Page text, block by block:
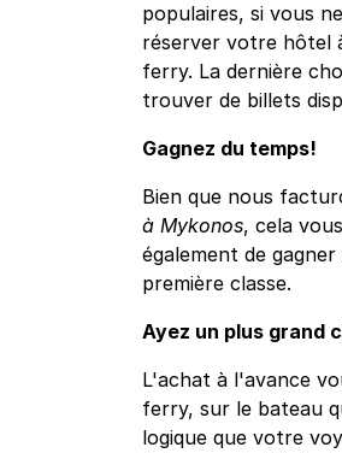
populaires, si vous
réserver votre hôtel
ferry. La dernière
trouver de billets
Gagnez du temps!
Bien que nous
à Mykonos, cela
également de
première classe.
Ayez un plus grand
L'achat à l'avance
ferry, sur le bateau
logique que votre